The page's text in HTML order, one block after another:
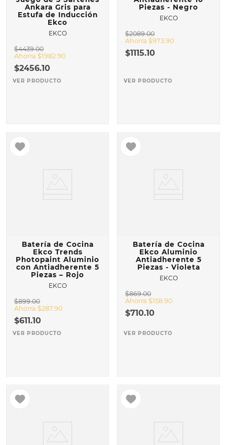
Ankara Gris para
Estufa de Inducción
Ekco
EKCO
$4439.00
Ahorra $1982.90
$2456.10
VER PRODUCTO
Piezas - Negro
EKCO
$2089.00
Ahorra $973.90
$1115.10
VER PRODUCTO
Batería de Cocina
Ekco Trends
Photopaint Aluminio
con Antiadherente 5
Piezas – Rojo
EKCO
$899.00
Ahorra $287.90
$611.10
VER PRODUCTO
Batería de Cocina
Ekco Aluminio
Antiadherente 5
Piezas - Violeta
EKCO
$869.00
Ahorra $158.90
$710.10
VER PRODUCTO